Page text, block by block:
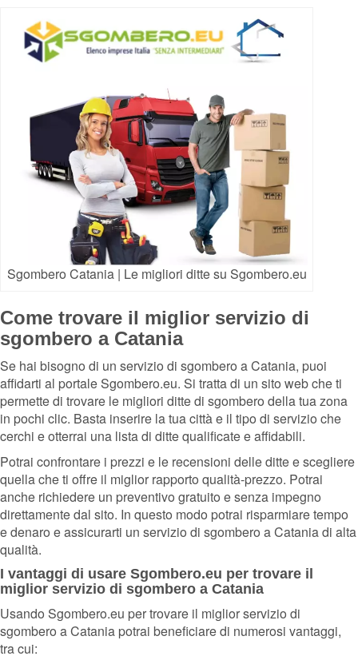
Sgombero Catania | Le migliori ditte su Sgombero.eu
Come trovare il miglior servizio di
sgombero a Catania
Se hai bisogno di un servizio di sgombero a Catania, puoi
affidarti al portale Sgombero.eu. Si tratta di un sito web che ti
permette di trovare le migliori ditte di sgombero della tua zona
in pochi clic. Basta inserire la tua città e il tipo di servizio che
cerchi e otterrai una lista di ditte qualificate e affidabili.
Potrai confrontare i prezzi e le recensioni delle ditte e scegliere
quella che ti offre il miglior rapporto qualità-prezzo. Potrai
anche richiedere un preventivo gratuito e senza impegno
direttamente dal sito. In questo modo potrai risparmiare tempo
e denaro e assicurarti un servizio di sgombero a Catania di alta
qualità.
I vantaggi di usare Sgombero.eu per trovare il
miglior servizio di sgombero a Catania
Usando Sgombero.eu per trovare il miglior servizio di
sgombero a Catania potrai beneficiare di numerosi vantaggi,
tra cui: